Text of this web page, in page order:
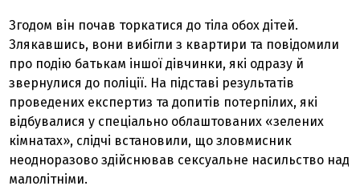
Згодом він почав торкатися до тіла обох дітей.
Злякавшись, вони вибігли з квартири та повідомили
про подію батькам іншої дівчинки, які одразу й
звернулися до поліції. На підставі результатів
проведених експертиз та допитів потерпілих, які
відбувалися у спеціально облаштованих «зелених
кімнатах», слідчі встановили, що зловмисник
неодноразово здійснював сексуальне насильство над
малолітніми.